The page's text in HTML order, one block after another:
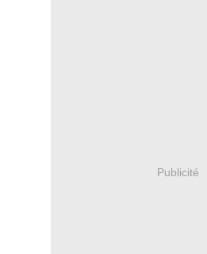
Publicité